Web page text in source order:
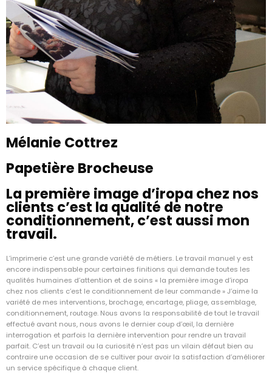
Mélanie Cottrez
Papetière Brocheuse
La première image d’iropa chez nos
clients c’est la qualité de notre
conditionnement, c’est aussi mon
travail.
L’imprimerie c’est une grande variété de métiers. Le travail manuel y est
encore indispensable pour certaines finitions qui demande toutes les
qualités humaines d’attention et de soins « la première image d’iropa
chez nos clients c’est le conditionnement de leur commande » J’aime la
variété de mes interventions, brochage, encartage, pliage, assemblage,
conditionnement, routage. Nous avons la responsabilité de tout le travail
effectué avant nous, nous avons le dernier coup d’œil, la dernière
interrogation et parfois la dernière intervention pour rendre un travail
parfait. C’est un travail ou la curiosité n’est pas un vilain défaut bien au
contraire une occasion de se cultiver pour avoir la satisfaction d’améliorer
un service spécifique à chaque client.